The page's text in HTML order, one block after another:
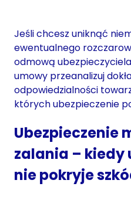
Jeśli chcesz uniknąć
ewentualnego
odmową
umowy przeanalizuj
odpowiedzialności
których ubezpieczenie
Ubezpieczenie
zalania – kiedy
nie pokryje